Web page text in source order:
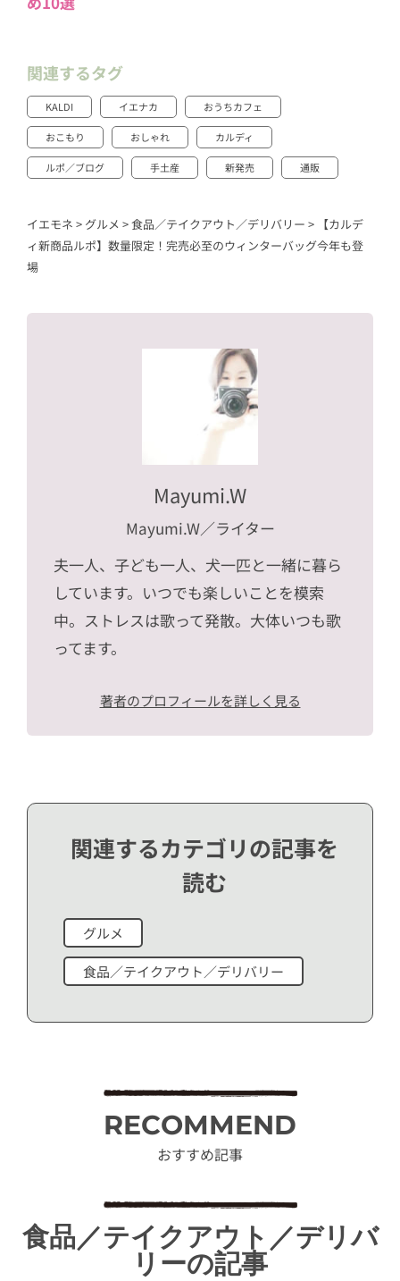
関連するタグ
KALDI イエナカ おうちカフェ
おこもり おしゃれ カルディ
ルポ／ブログ 手土産 新発売 通販
イエモネ > グルメ >食品／テイクアウト／デリバリー > 【カルデ
ィ新商品ルポ】数量限定！完売必至のウィンターバッグ今年も登
場
Mayumi.W
Mayumi.W／ライター
夫一人、子ども一人、犬一匹と一緒に暮ら
しています。いつでも楽しいことを模索
中。ストレスは歌って発散。大体いつも歌
ってます。
著者のプロフィールを詳しく見る
関連するカテゴリの記事を
読む
グルメ
食品／テイクアウト／デリバリー
RECOMMEND
おすすめ記事
食品／テイクアウト／デリバ
リーの記事